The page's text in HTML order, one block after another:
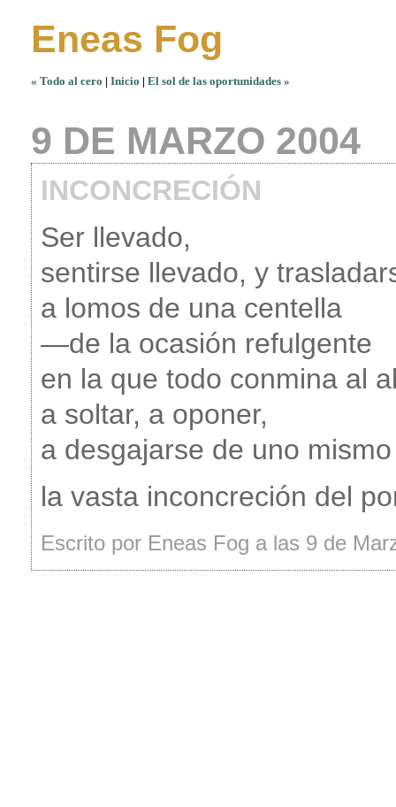
Eneas Fog
« Todo al cero | Inicio | El sol de las oportunidades »
9 DE MARZO 2004
INCONCRECIÓN
Ser llevado,
sentirse llevado, y
a lomos de una centella
—de la ocasión refulgente
en la que todo conmina al
a soltar, a oponer,
a desgajarse de uno
la vasta inconcreción del
Escrito por Eneas Fog a las 9 de